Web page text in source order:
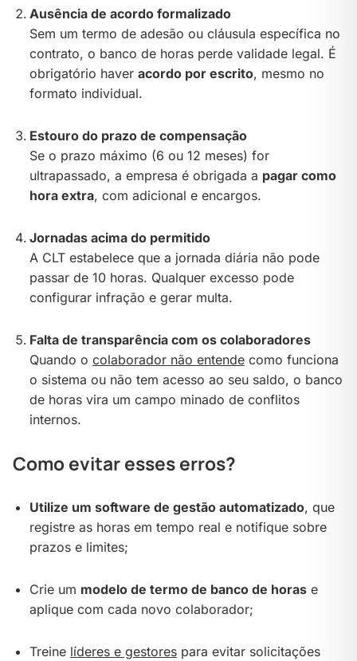
Ausência de acordo formalizado
Sem um termo de adesão ou cláusula específica no
contrato, o banco de horas perde validade legal. É
obrigatório haver acordo por escrito, mesmo no
formato individual.
Estouro do prazo de compensação
Se o prazo máximo (6 ou 12 meses) for
ultrapassado, a empresa é obrigada a pagar como
hora extra, com adicional e encargos.
Jornadas acima do permitido
A CLT estabelece que a jornada diária não pode
passar de 10 horas. Qualquer excesso pode
configurar infração e gerar multa.
Falta de transparência com os colaboradores
Quando o colaborador não entendecomo funciona
o sistema ou não tem acesso ao seu saldo, o banco
de horas vira um campo minado de conflitos
internos.
Como evitar esses erros?
Utilize um software de gestão automatizado, que
registre as horas em tempo real e notifique sobre
prazos e limites;
Crie um modelo de termo de banco de horase
aplique com cada novo colaborador;
Treine líderes e gestorespara evitar solicitações